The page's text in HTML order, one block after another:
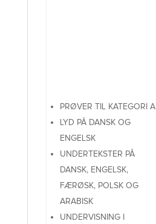
PRØVER TIL KATEGORI A
LYD PÅ DANSK OG
ENGELSK
UNDERTEKSTER PÅ
DANSK, ENGELSK,
FÆRØSK, POLSK OG
ARABISK
UNDERVISNING I